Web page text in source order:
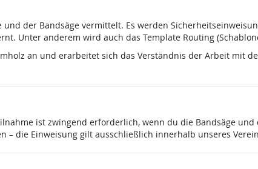
der Bandsäge vermittelt. Es werden
Unter anderem wird auch das Template Routing
an und erarbeitet sich das Verständnis der Arbeit mit
ist zwingend erforderlich, wenn du die Bandsäge und
– die Einweisung gilt ausschließlich innerhalb unseres